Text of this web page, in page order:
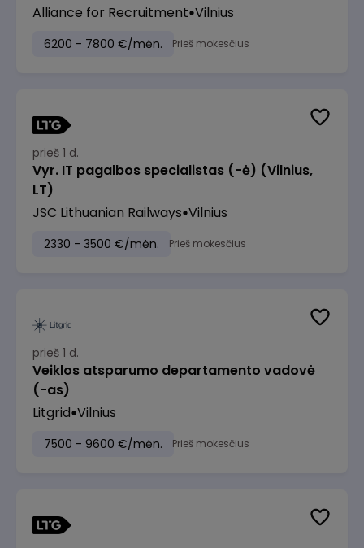
Alliance for Recruitment Vilnius
6200 - 7800 €/mėn. Prieš mokesčius
prieš 1 d.
Vyr. IT pagalbos specialistas (-ė) (Vilnius,
LT)
JSC Lithuanian Railways Vilnius
2330 - 3500 €/mėn. Prieš mokesčius
prieš 1 d.
Veiklos atsparumo departamento vadovė
(-as)
Litgrid Vilnius
7500 - 9600 €/mėn. Prieš mokesčius